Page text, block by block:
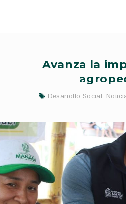
Avanza la
Desarrollo Social,